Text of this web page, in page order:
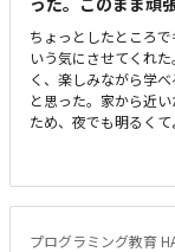
ちょっとしたところ
いう気にさせてくれ
く、楽しみながら学
と思った。家から近
ため、夜でも明るく
たが、とても綺麗で
て金額がしたので、
くなるといいなと思
った。家でも学べる
プログラミング教育